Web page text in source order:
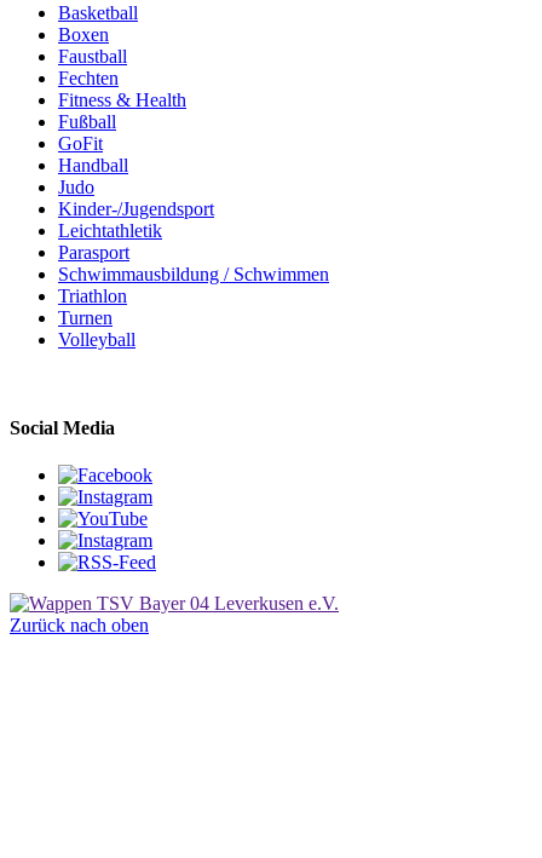
Basketball
Boxen
Faustball
Fechten
Fitness & Health
Fußball
GoFit
Handball
Judo
Kinder-/Jugendsport
Leichtathletik
Parasport
Schwimmausbildung / Schwimmen
Triathlon
Turnen
Volleyball
Social Media
Zurück nach oben